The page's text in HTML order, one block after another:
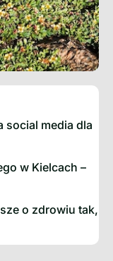
media dla
w Kielcach –
o zdrowiu tak,